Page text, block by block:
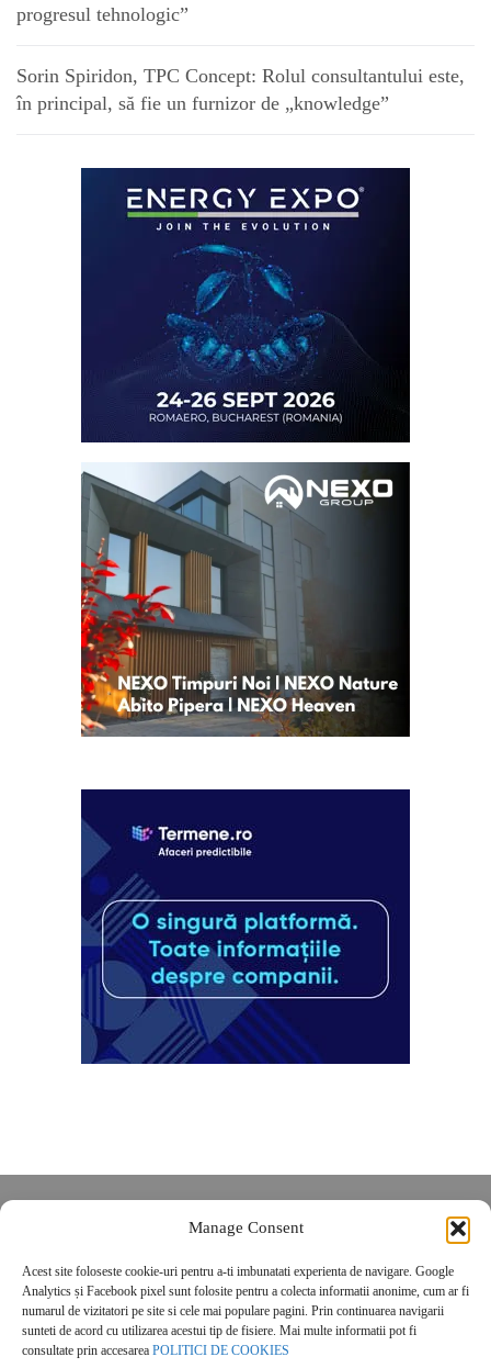
Manage Consent
Acest site foloseste cookie-uri pentru a-ti imbunatati experienta de navigare. Google
Analytics și Facebook pixel sunt folosite pentru a colecta informatii anonime, cum ar fi
numarul de vizitatori pe site si cele mai populare pagini. Prin continuarea navigarii
sunteti de acord cu utilizarea acestui tip de fisiere. Mai multe informatii pot fi
consultate prin accesarea POLITICI DE COOKIES
progresul tehnologic”
Sorin Spiridon, TPC Concept: Rolul consultantului este,
în principal, să fie un furnizor de „knowledge”
POLITICĂ DE CONFIDENȚIALITATE
Politica de cookies